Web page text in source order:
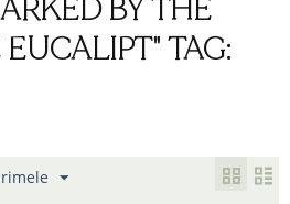
BY THE
TAG: